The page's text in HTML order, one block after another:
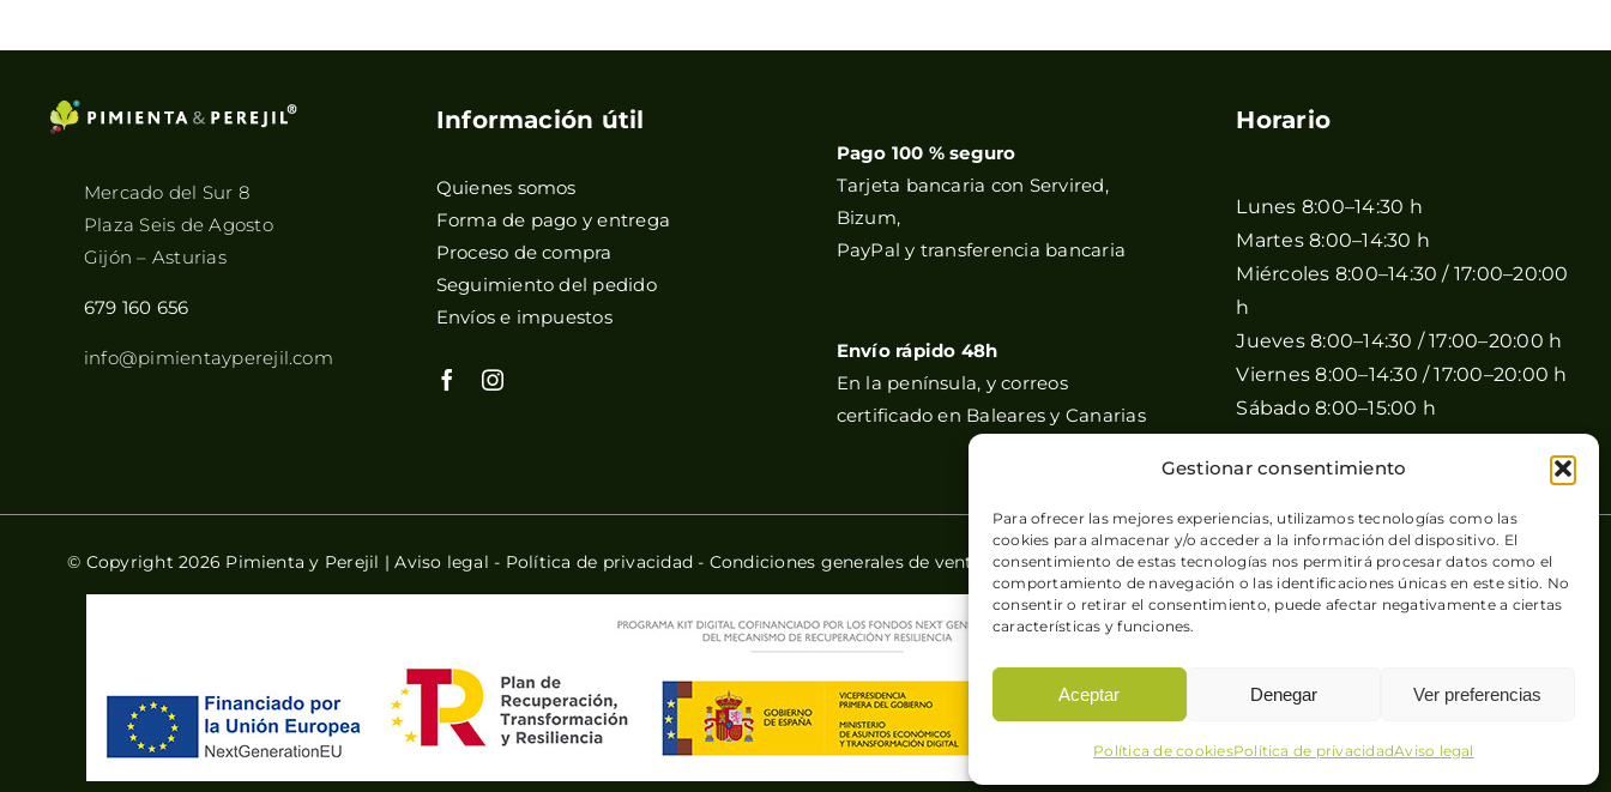
Gestionar consentimiento
Para ofrecer las mejores experiencias, utilizamos tecnologías como las
cookies para almacenar y/o acceder a la información del dispositivo. El
consentimiento de estas tecnologías nos permitirá procesar datos como el
comportamiento de navegación o las identificaciones únicas en este sitio. No
consentir o retirar el consentimiento, puede afectar negativamente a ciertas
características y funciones.
Aceptar Denegar Ver preferencias
Política de cookiesPolítica de privacidadAviso legal
Mercado del Sur 8
Plaza Seis de Agosto
Gijón – Asturias
679 160 656
info@pimientayperejil.com
Información útil
Quienes somos
Forma de pago y entrega
Proceso de compra
Seguimiento del pedido
Envíos e impuestos
Pago 100 % seguro
Tarjeta bancaria con Servired,
Bizum,
PayPal y transferencia bancaria
Envío rápido 48h
En la península, y correos
certificado en Baleares y Canarias
Horario
Lunes 8:00–14:30 h
Martes 8:00–14:30 h
Miércoles 8:00–14:30 / 17:00–20:00
h
Jueves 8:00–14:30 / 17:00–20:00 h
Viernes 8:00–14:30 / 17:00–20:00 h
Sábado 8:00–15:00 h
Domingo Cerrado
© Copyright 2026 Pimienta y Perejil |Aviso legal - Política de privacidad- Condiciones generales de venta -Política de cookies| Sitio web desarrollado por+QueGusto S.C.